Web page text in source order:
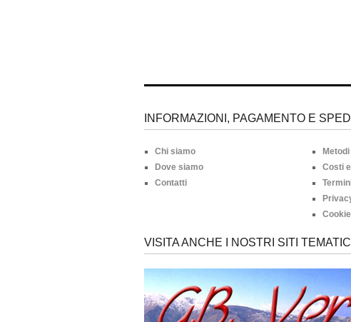
INFORMAZIONI, PAGAMENTO E
Chi siamo
Dove siamo
Contatti
Costi
VISITA ANCHE I NOSTRI SITI TEMATICI